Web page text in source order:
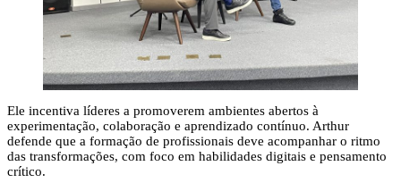
Ele incentiva líderes a promoverem ambientes abertos à
experimentação, colaboração e aprendizado contínuo. Arthur
defende que a formação de profissionais deve acompanhar o ritmo
das transformações, com foco em habilidades digitais e pensamento
crítico.